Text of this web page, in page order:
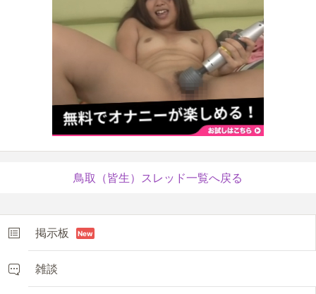
鳥取（皆生）スレッド一覧へ戻る
掲示板 New
雑談